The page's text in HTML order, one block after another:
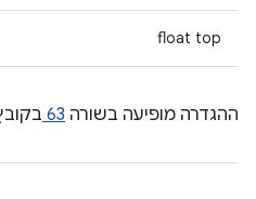
float top
ההגדרה מופיעה בשורה 63